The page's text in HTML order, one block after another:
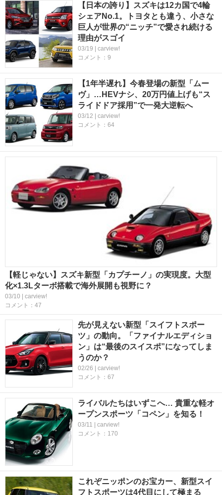
【日本の誇り】スズキは12カ国で4輪
シェアNo.1。トヨタとも違う、小さな
巨人が世界の“ニッチ”で愛され続ける
理由がスゴイ
03/19 | carview!
コメント：9
【1年半遅れ】今春登場の新型「ムー
ヴ」…HEVナシ、20万円値上げも“ス
ライドドア採用”で一発大逆転へ
03/12 | carview!
コメント：64
【軽じゃない】スズキ新型「カプチーノ」の実現度。大型
化×1.3Lターボ搭載で海外展開も視野に？
03/10 | carview!
コメント：47
先が見えない新型「スイフトスポー
ツ」の動向。「ファイナルエディショ
ン」は“最後のスイスポ”になってしま
うのか？
02/26 | carview!
コメント：67
ライバルたちはいずこへ… 貴重な軽オ
ープンスポーツ「コペン」を知る！
03/11 | carview!
コメント：170
これぞニッポンのお宝カー、新型スイ
フトスポーツは4代目にして極まる